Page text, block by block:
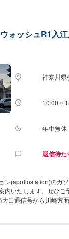
ォッシュR1入
神奈川県
10:00 ~
年中無休
返信待た
ン(apollostation)のガ
内いたします。ぜひご
大口通信号から川崎方